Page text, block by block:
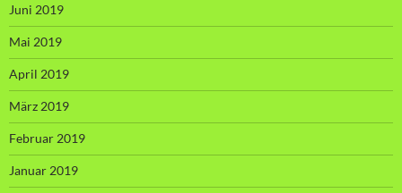
Juni 2019
Mai 2019
April 2019
März 2019
Februar 2019
Januar 2019